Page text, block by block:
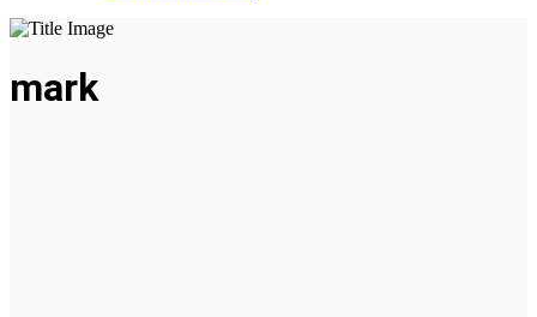
mark